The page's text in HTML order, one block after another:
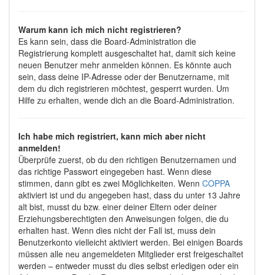
Warum kann ich mich nicht registrieren?
Es kann sein, dass die Board-Administration die
Registrierung komplett ausgeschaltet hat, damit sich keine
neuen Benutzer mehr anmelden können. Es könnte auch
sein, dass deine IP-Adresse oder der Benutzername, mit
dem du dich registrieren möchtest, gesperrt wurden. Um
Hilfe zu erhalten, wende dich an die Board-Administration.
Ich habe mich registriert, kann mich aber nicht
anmelden!
Überprüfe zuerst, ob du den richtigen Benutzernamen und
das richtige Passwort eingegeben hast. Wenn diese
stimmen, dann gibt es zwei Möglichkeiten. Wenn COPPA
aktiviert ist und du angegeben hast, dass du unter 13 Jahre
alt bist, musst du bzw. einer deiner Eltern oder deiner
Erziehungsberechtigten den Anweisungen folgen, die du
erhalten hast. Wenn dies nicht der Fall ist, muss dein
Benutzerkonto vielleicht aktiviert werden. Bei einigen Boards
müssen alle neu angemeldeten Mitglieder erst freigeschaltet
werden – entweder musst du dies selbst erledigen oder ein